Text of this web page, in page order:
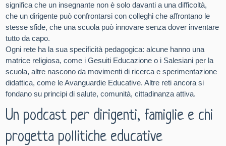
significa che un insegnante non è solo davanti a una difficoltà,
che un dirigente può confrontarsi con colleghi che affrontano le
stesse sfide, che una scuola può innovare senza dover inventare
tutto da capo.
Ogni rete ha la sua specificità pedagogica: alcune hanno una
matrice religiosa, come i Gesuiti Educazione o i Salesiani per la
scuola, altre nascono da movimenti di ricerca e sperimentazione
didattica, come le Avanguardie Educative. Altre reti ancora si
fondano su principi di salute, comunità, cittadinanza attiva.
Un podcast per dirigenti, famiglie e chi
progetta pollitiche educative